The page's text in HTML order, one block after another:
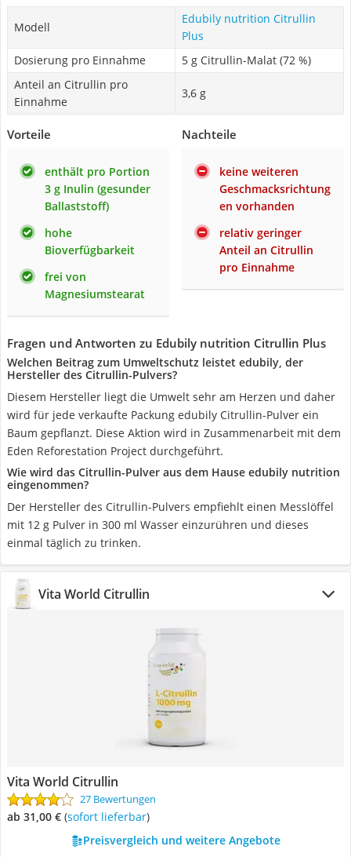
Modell
Edubily nutrition Citrullin
Plus
Dosierung pro Einnahme
5 g Citrullin-Malat (72 %)
Anteil an Citrullin pro
Einnahme
3,6 g
Vorteile
enthält pro Portion
3 g Inulin (gesunder
Ballaststoff)
hohe
Bioverfügbarkeit
frei von
Magnesiumstearat
Nachteile
keine weiteren
Geschmacksrichtung
en vorhanden
relativ geringer
Anteil an Citrullin
pro Einnahme
Fragen und Antworten zu Edubily nutrition Citrullin Plus
Welchen Beitrag zum Umweltschutz leistet edubily, der
Hersteller des Citrullin-Pulvers?
Diesem Hersteller liegt die Umwelt sehr am Herzen und daher
wird für jede verkaufte Packung edubily Citrullin-Pulver ein
Baum gepflanzt. Diese Aktion wird in Zusammenarbeit mit dem
Eden Reforestation Project durchgeführt.
Wie wird das Citrullin-Pulver aus dem Hause edubily nutrition
eingenommen?
Der Hersteller des Citrullin-Pulvers empfiehlt einen Messlöffel
mit 12 g Pulver in 300 ml Wasser einzurühren und dieses
einmal täglich zu trinken.
Vita World Citrullin
Vita World Citrullin
27 Bewertungen
ab 31,00 € ( Sofort lieferbar)
Preisvergleich und weitere Angebote